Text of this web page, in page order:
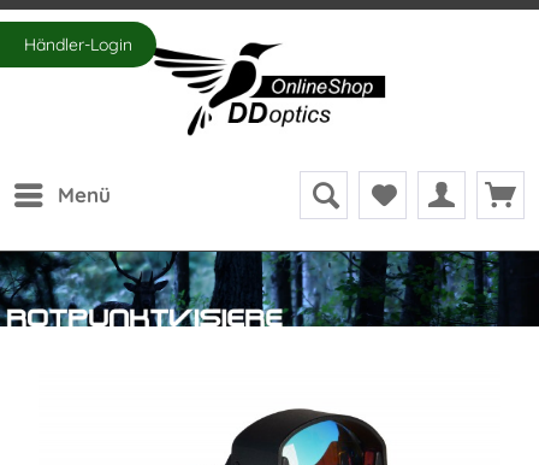
Händler-Login
Menü